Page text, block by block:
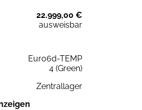
22.999,00 €
ausweisbar
Euro6d-TEMP
4 (Green)
Zentrallager